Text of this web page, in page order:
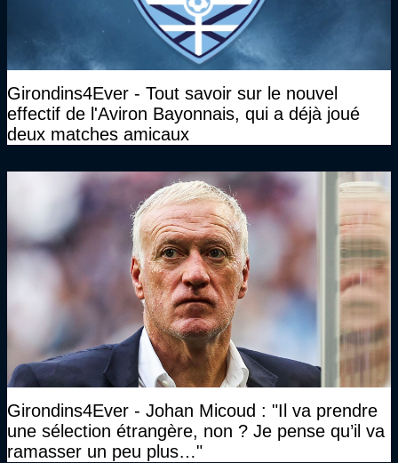
Girondins4Ever - Tout savoir sur le nouvel
effectif de l'Aviron Bayonnais, qui a déjà joué
deux matches amicaux
Girondins4Ever - Johan Micoud : "Il va prendre
une sélection étrangère, non ? Je pense qu’il va
ramasser un peu plus…"